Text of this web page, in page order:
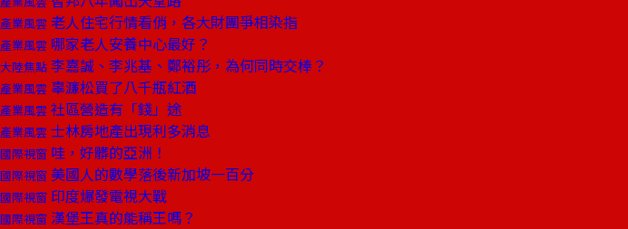
產業風雲 老人住宅行情看俏，各大財團爭相染指
產業風雲 哪家老人安養中心最好？
大陸焦點 李嘉誠、李兆基、鄭裕彤，為何同時交棒？
產業風雲 辜濂松買了八千瓶紅酒
產業風雲 社區營造有「錢」途
產業風雲 士林房地產出現利多消息
國際視窗 哇，好髒的亞洲！
國際視窗 美國人的數學落後新加坡一百分
國際視窗 印度爆發電視大戰
國際視窗 漢堡王真的能稱王嗎？